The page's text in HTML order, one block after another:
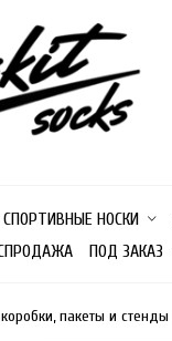
НОСКИ
ПОД ЗАКАЗ
пакеты и стенды